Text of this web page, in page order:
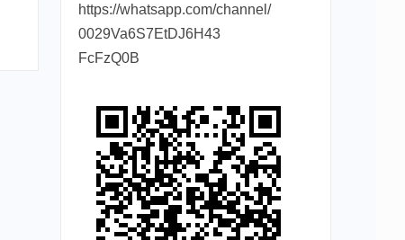
https://whatsapp.com/channel/
0029Va6S7EtDJ6H43
FcFzQ0B